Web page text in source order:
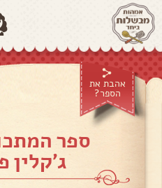
אהבת את
הספר?
ספר
ג'קלין